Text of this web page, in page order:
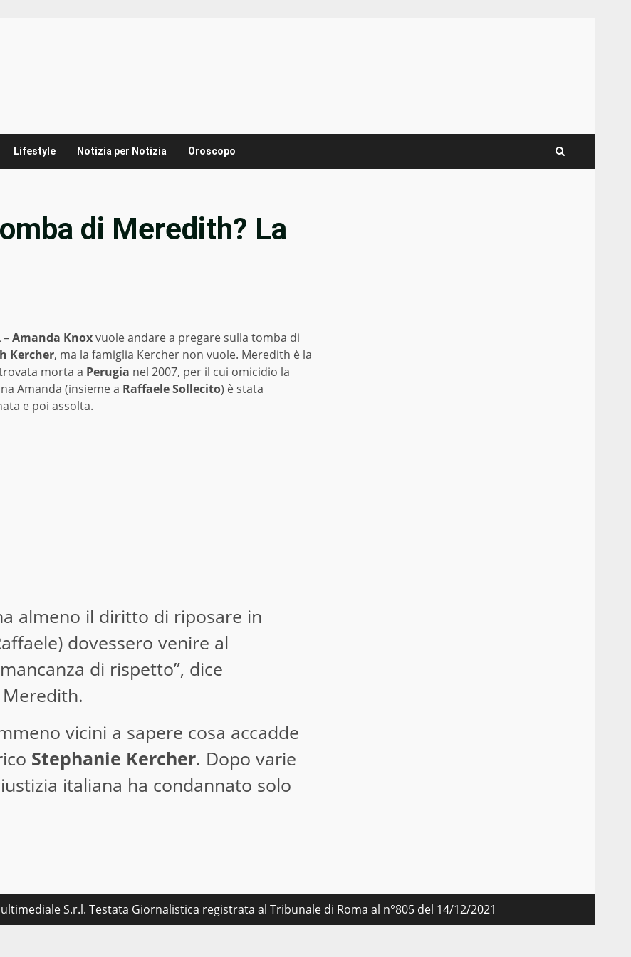
Lifestyle Notizia per Notizia Oroscopo
di Meredith? La
–Amanda Knoxvuole andare a pregare sulla tomba di
Kercher, ma la famiglia Kercher non vuole. Meredith è la
morta a Perugia nel 2007, per il cui omicidio la
Amanda (insieme a Raffaele Sollecito) è stata
e poi assolta.
almeno il diritto di riposare in
dovessero venire al
di rispetto”, dice
vicini a sapere cosa accadde
Stephanie Kercher. Dopo varie
italiana ha condannato solo
S.r.l. Testata Giornalistica registrata al Tribunale di Roma al n°805 del 14/12/2021